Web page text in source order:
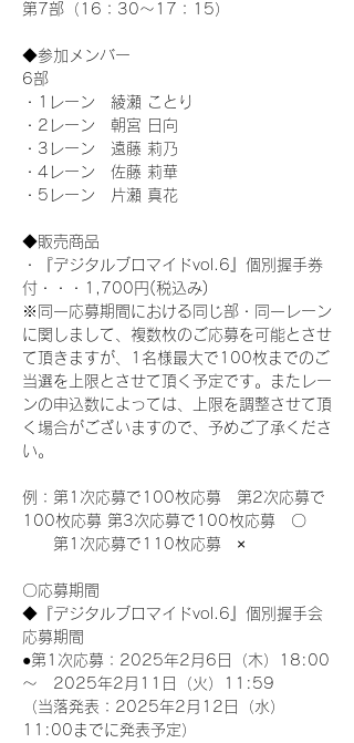
第7部（16：30～17：15）
◆参加メンバー
6部
・1レーン　綾瀬 ことり
・2レーン　朝宮 日向
・3レーン　遠藤 莉乃
・4レーン　佐藤 莉華
・5レーン　片瀬 真花
◆販売商品
・『デジタルブロマイドvol.6』個別握手券
付・・・1,700円(税込み)
※同一応募期間における同じ部・同一レーン
に関しまして、複数枚のご応募を可能とさせ
て頂きますが、1名様最大で100枚までのご
当選を上限とさせて頂く予定です。またレー
ンの申込数によっては、上限を調整させて頂
く場合がございますので、予めご了承くださ
い。
例：第1次応募で100枚応募　第2次応募で
100枚応募 第3次応募で100枚応募　〇
第1次応募で110枚応募　×
〇応募期間
◆『デジタルブロマイドvol.6』個別握手会
応募期間
●第1次応募：2025年2月6日（木）18:00
～　2025年2月11日（火）11:59
（当落発表：2025年2月12日（水）
11:00までに発表予定）